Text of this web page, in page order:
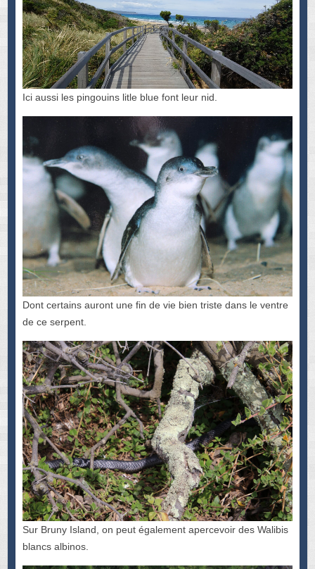
Ici aussi les pingouins litle blue font leur nid.
Dont certains auront une fin de vie bien triste dans le ventre
de ce serpent.
Sur Bruny Island, on peut également apercevoir des Walibis
blancs albinos.